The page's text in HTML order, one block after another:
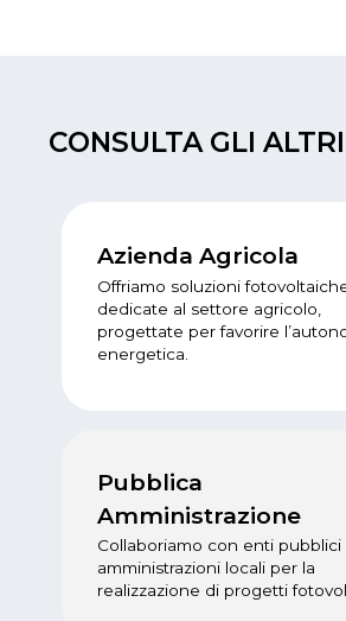
CONSULTA GLI ALTRI
Azienda Agricola
Offriamo soluzioni
dedicate al settore agricolo,
progettate per favorire
energetica.
Pubblica
Amministrazione
Collaboriamo con enti pubblici
amministrazioni locali per la
realizzazione di progetti